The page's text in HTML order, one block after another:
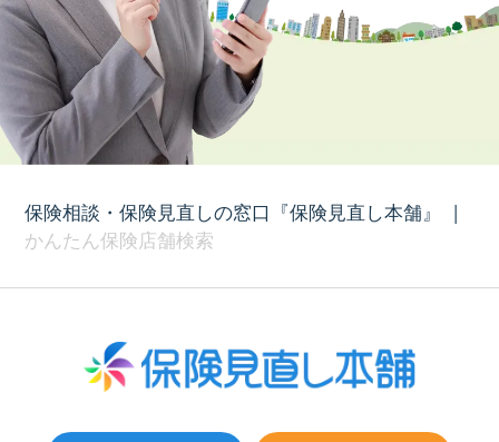
保険相談・保険見直しの窓口『保険見直し本舗』
|
かんたん保険店舗検索